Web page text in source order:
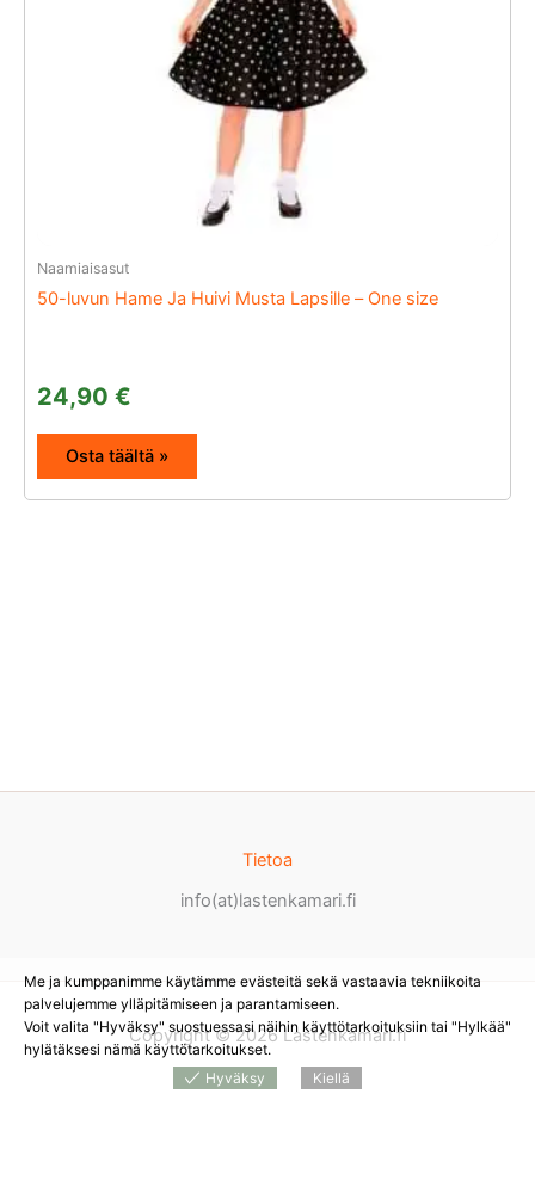
Naamiaisasut
50-luvun Hame Ja Huivi Musta Lapsille – One size
24,90 €
Osta täältä »
Tietoa
info(at)lastenkamari.fi
Copyright © 2026 Lastenkamari.fi
Me ja kumppanimme käytämme evästeitä sekä vastaavia tekniikoita
palvelujemme ylläpitämiseen ja parantamiseen.
Voit valita "Hyväksy" suostuessasi näihin käyttötarkoituksiin tai "Hylkää"
hylätäksesi nämä käyttötarkoitukset.
Hyväksy
Kiellä